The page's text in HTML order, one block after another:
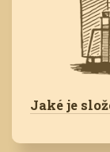
Jaké je